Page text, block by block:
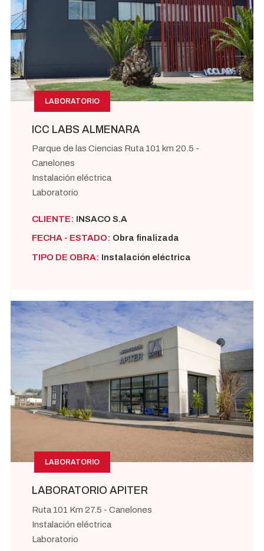
LABORATORIO
ICC LABS ALMENARA
Parque de las Ciencias Ruta 101 km 20.5 -
Canelones
Instalación eléctrica
Laboratorio
CLIENTE: INSACO S.A
FECHA - ESTADO: Obra finalizada
TIPO DE OBRA: Instalación eléctrica
LABORATORIO
LABORATORIO APITER
Ruta 101 Km 27.5 - Canelones
Instalación eléctrica
Laboratorio